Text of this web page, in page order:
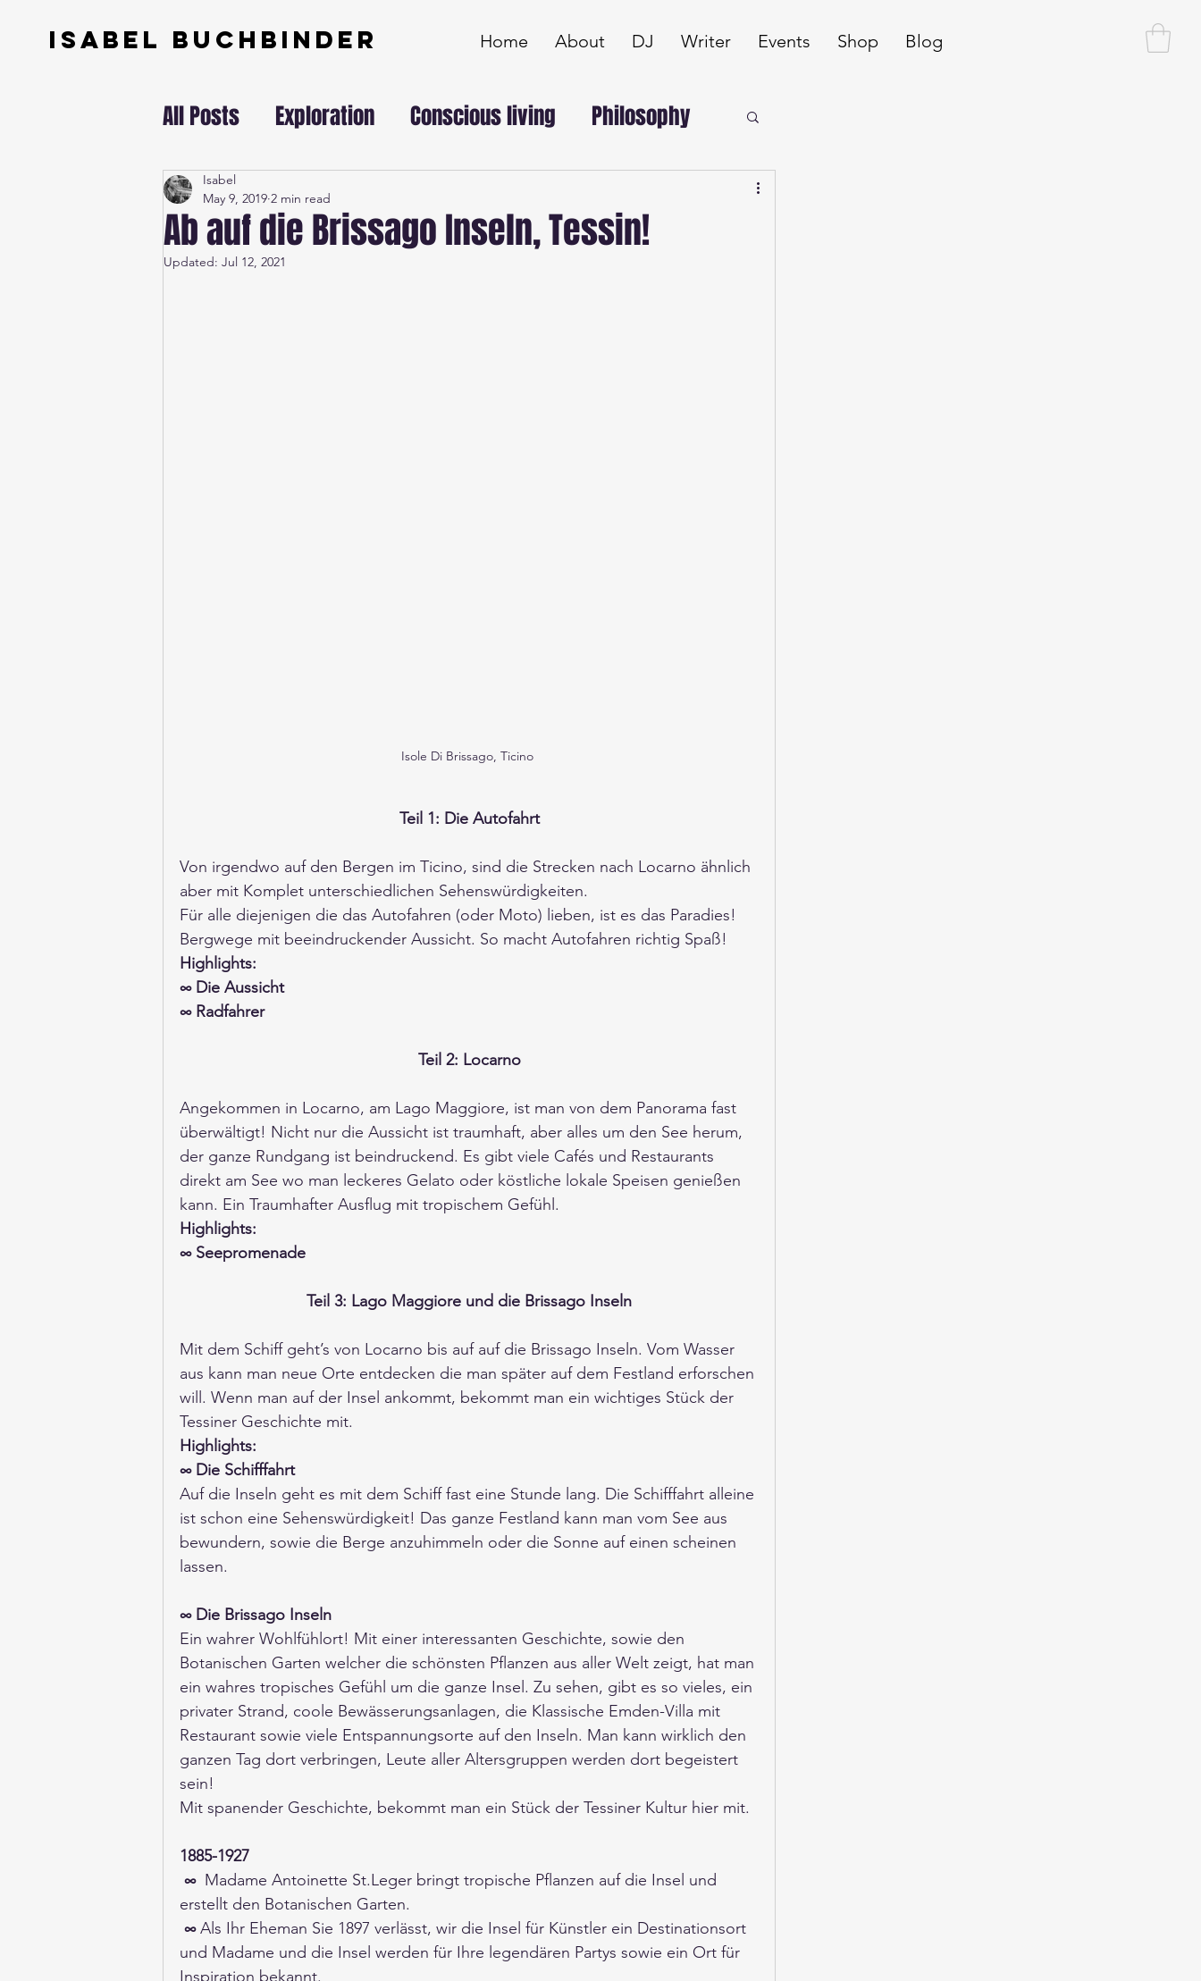
ISABEL BUCHBINDER Home About DJ Writer Events Shop Blog
All Posts Exploration Conscious living Philosophy
Swissundercover
Ab auf die Brissago Inseln, Tessin!
Isabel
May 9, 2019 2 min read
Updated: Jul 12, 2021
Isole Di Brissago, Ticino
Teil 1: Die Autofahrt
Von irgendwo auf den Bergen im Ticino, sind die Strecken nach Locarno ähnlich
aber mit Komplet unterschiedlichen Sehenswürdigkeiten.
Für alle diejenigen die das Autofahren (oder Moto) lieben, ist es das Paradies!
Bergwege mit beeindruckender Aussicht. So macht Autofahren richtig Spaß!
Highlights:
∞ Die Aussicht
∞ Radfahrer
Teil 2: Locarno
Angekommen in Locarno, am Lago Maggiore, ist man von dem Panorama fast
überwältigt! Nicht nur die Aussicht ist traumhaft, aber alles um den See herum,
der ganze Rundgang ist beindruckend. Es gibt viele Cafés und Restaurants
direkt am See wo man leckeres Gelato oder köstliche lokale Speisen genießen
kann. Ein Traumhafter Ausflug mit tropischem Gefühl.
Highlights:
∞ Seepromenade
Teil 3: Lago Maggiore und die Brissago Inseln
Mit dem Schiff geht’s von Locarno bis auf auf die Brissago Inseln. Vom Wasser
aus kann man neue Orte entdecken die man später auf dem Festland erforschen
will. Wenn man auf der Insel ankommt, bekommt man ein wichtiges Stück der
Tessiner Geschichte mit.
Highlights:
∞ Die Schifffahrt
Auf die Inseln geht es mit dem Schiff fast eine Stunde lang. Die Schifffahrt alleine
ist schon eine Sehenswürdigkeit! Das ganze Festland kann man vom See aus
bewundern, sowie die Berge anzuhimmeln oder die Sonne auf einen scheinen
lassen.
∞ Die Brissago Inseln
Ein wahrer Wohlfühlort! Mit einer interessanten Geschichte, sowie den
Botanischen Garten welcher die schönsten Pflanzen aus aller Welt zeigt, hat man
ein wahres tropisches Gefühl um die ganze Insel. Zu sehen, gibt es so vieles, ein
privater Strand, coole Bewässerungsanlagen, die Klassische Emden-Villa mit
Restaurant sowie viele Entspannungsorte auf den Inseln. Man kann wirklich den
ganzen Tag dort verbringen, Leute aller Altersgruppen werden dort begeistert
sein!
Mit spanender Geschichte, bekommt man ein Stück der Tessiner Kultur hier mit.
1885-1927
∞
  Madame Antoinette St.Leger bringt tropische Pflanzen auf die Insel und
erstellt den Botanischen Garten.
∞ Als Ihr Eheman Sie 1897 verlässt, wir die Insel für Künstler ein Destinationsort
und Madame und die Insel werden für Ihre legendären Partys sowie ein Ort für
Inspiration bekannt.